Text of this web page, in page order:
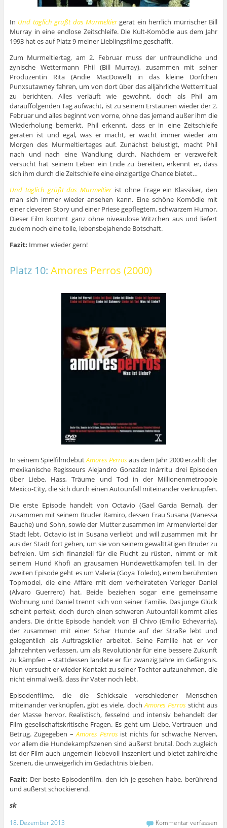
In Und täglich grüßt das Murmeltiergerät ein herrlich mürrischer Bill
Murray in eine endlose Zeitschleife. Die Kult-Komödie aus dem Jahr
1993 hat es auf Platz 9 meiner Lieblingsfilme geschafft.
Zum Murmeltiertag, am 2. Februar muss der unfreundliche und
zynische Wettermann Phil (Bill Murray), zusammen mit seiner
Produzentin Rita (Andie MacDowell) in das kleine Dörfchen
Punxsutawney fahren, um von dort über das alljährliche Wetterritual
zu berichten. Alles verläuft wie gewohnt, doch als Phil am
darauffolgenden Tag aufwacht, ist zu seinem Erstaunen wieder der 2.
Februar und alles beginnt von vorne, ohne das jemand außer ihm die
Wiederholung bemerkt. Phil erkennt, dass er in eine Zeitschleife
geraten ist und egal, was er macht, er wacht immer wieder am
Morgen des Murmeltiertages auf. Zunächst belustigt, macht Phil
nach und nach eine Wandlung durch. Nachdem er verzweifelt
versucht hat seinem Leben ein Ende zu bereiten, erkennt er, dass
sich ihm durch die Zeitschleife eine einzigartige Chance bietet…
Und täglich grüßt das Murmeltierist ohne Frage ein Klassiker, den
man sich immer wieder ansehen kann. Eine schöne Komödie mit
einer cleveren Story und einer Priese gepflegtem, schwarzem Humor.
Dieser Film kommt ganz ohne niveaulose Witzchen aus und liefert
zudem noch eine tolle, lebensbejahende Botschaft.
Fazit: Immer wieder gern!
Platz 10: Amores Perros (2000)
In seinem SpielfilmdebütAmores Perrosaus dem Jahr 2000 erzählt der
mexikanische Regisseurs Alejandro González Inárritu drei Episoden
über Liebe, Hass, Träume und Tod in der Millionenmetropole
Mexico-City, die sich durch einen Autounfall miteinander verknüpfen.
Die erste Episode handelt von Octavio (Gael Garcìa Bernal), der
zusammen mit seinem Bruder Ramiro, dessen Frau Susana (Vanessa
Bauche) und Sohn, sowie der Mutter zusammen im Armenviertel der
Stadt lebt. Octavio ist in Susana verliebt und will zusammen mit ihr
aus der Stadt fort gehen, um sie von seinem gewalttätigen Bruder zu
befreien. Um sich finanziell für die Flucht zu rüsten, nimmt er mit
seinem Hund Khofi an grausamen Hundewettkämpfen teil. In der
zweiten Episode geht es um Valeria (Goya Toledo), einem berühmten
Topmodel, die eine Affäre mit dem verheirateten Verleger Daniel
(Alvaro Guerrero) hat. Beide beziehen sogar eine gemeinsame
Wohnung und Daniel trennt sich von seiner Familie. Das junge Glück
scheint perfekt, doch durch einen schweren Autounfall kommt alles
anders. Die dritte Episode handelt von El Chivo (Emilio Echevarrìa),
der zusammen mit einer Schar Hunde auf der Straße lebt und
gelegentlich als Auftragskiller arbeitet. Seine Familie hat er vor
Jahrzehnten verlassen, um als Revolutionär für eine bessere Zukunft
zu kämpfen – stattdessen landete er für zwanzig Jahre im Gefängnis.
Nun versucht er wieder Kontakt zu seiner Tochter aufzunehmen, die
nicht einmal weiß, dass ihr Vater noch lebt.
Episodenfilme, die die Schicksale verschiedener Menschen
miteinander verknüpfen, gibt es viele, doch Amores Perrossticht aus
der Masse hervor. Realistisch, fesselnd und intensiv behandelt der
Film gesellschaftskritische Fragen. Es geht um Liebe, Vertrauen und
Betrug. Zugegeben –Amores Perrosist nichts für schwache Nerven,
vor allem die Hundekampfszenen sind äußerst brutal. Doch zugleich
ist der Film auch ungemein liebevoll inszeniert und bietet zahlreiche
Szenen, die unweigerlich im Gedächtnis bleiben.
Fazit: Der beste Episodenfilm, den ich je gesehen habe, berührend
und äußerst schockierend.
sk
18. Dezember 2013 Kommentar verfassen